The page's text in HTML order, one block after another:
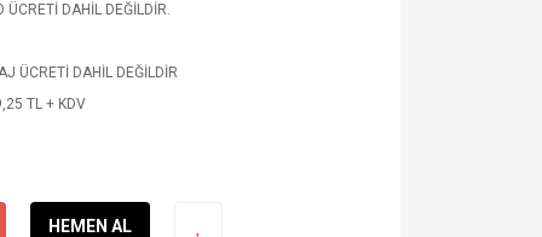
ÜCRETİ DAHİL DEĞİLDİR.
ÜCRETİ DAHİL DEĞİLDİR
TL + KDV
HEMEN AL